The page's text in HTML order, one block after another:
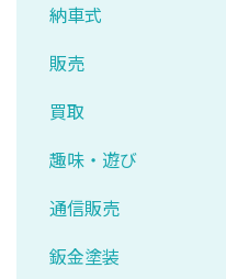
納車式
販売
買取
趣味・遊び
通信販売
鈑金塗装